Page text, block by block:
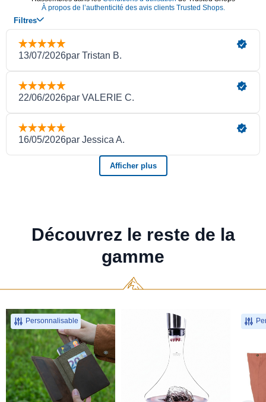
Découvrez le reste de la
gamme
Personnalisable